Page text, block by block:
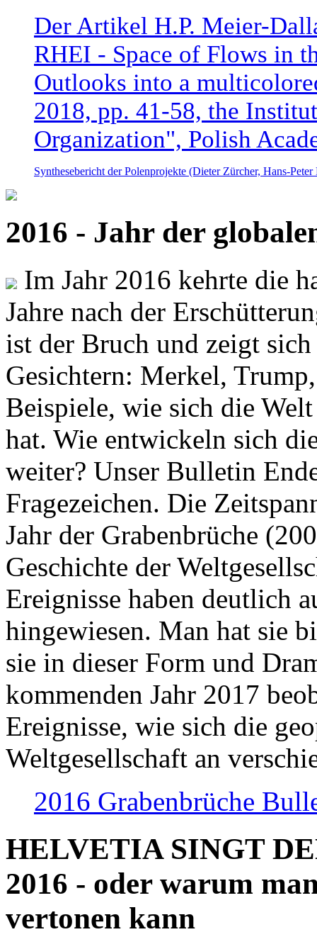
Der Artikel H.P. Meier-
RHEI - Space of Flows in
Outlooks into a
2018, pp. 41-58, the
Organization", Polish
Synthesebericht der Polenprojekte (Dieter Zürcher, Hans-
2016 - Jahr der
Im Jahr 2016 kehrte die
Jahre nach der
ist der Bruch und zeigt
Gesichtern: Merkel,
Beispiele, wie sich die
hat. Wie entwickeln sich
weiter? Unser Bulletin
Fragezeichen. Die
Jahr der Grabenbrüche
Geschichte der
Ereignisse haben deutlich
hingewiesen. Man hat sie
sie in dieser Form und
kommenden Jahr 2017
Ereignisse, wie sich die
Weltgesellschaft an
2016 Grabenbrüche
HELVETIA SINGT
2016 - oder warum
vertonen kann